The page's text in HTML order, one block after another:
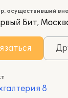
осуществивший
Бит,
8